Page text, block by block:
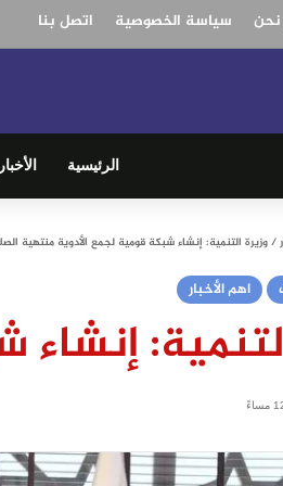
سياسة الخصوصية اتصل بنا
الرئيسية الأخبار
/وزيرة التنمية: إنشاء شبكة قومية لجمع الأدوية منتهية
اهم الأخبار